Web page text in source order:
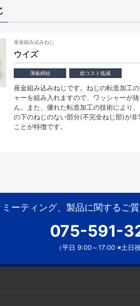
座金組み込みねじ
ウイズ
薄板締結 総コスト低減
座金組み込みねじです。ねじの転造加工
ャーを組み入れますので、ワッシャーが
ん。また、優れた転造加工の技術により
の下のねじのない部分(不完全ねじ部)が非
ことが特徴です。
ミーティング、製品に関するご
075-591-
（平日 9:00～17:00 ※土日祝